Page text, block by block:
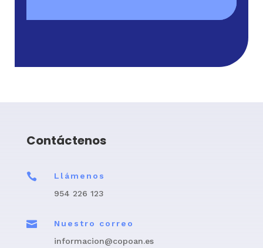
Contáctenos

Llámenos
954 226 123

Nuestro correo
informacion@copoan.es